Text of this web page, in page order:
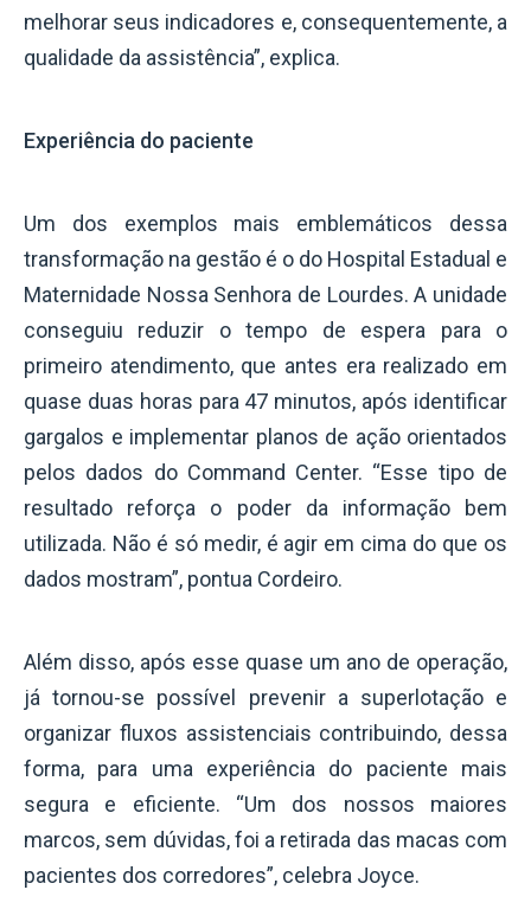
melhorar seus indicadores e, consequentemente, a
qualidade da assistência”, explica.
Experiência do paciente
Um dos exemplos mais emblemáticos dessa
transformação na gestão é o do Hospital Estadual e
Maternidade Nossa Senhora de Lourdes. A unidade
conseguiu reduzir o tempo de espera para o
primeiro atendimento, que antes era realizado em
quase duas horas para 47 minutos, após identificar
gargalos e implementar planos de ação orientados
pelos dados do Command Center. “Esse tipo de
resultado reforça o poder da informação bem
utilizada. Não é só medir, é agir em cima do que os
dados mostram”, pontua Cordeiro.
Além disso, após esse quase um ano de operação,
já tornou-se possível prevenir a superlotação e
organizar fluxos assistenciais contribuindo, dessa
forma, para uma experiência do paciente mais
segura e eficiente. “Um dos nossos maiores
marcos, sem dúvidas, foi a retirada das macas com
pacientes dos corredores”, celebra Joyce.